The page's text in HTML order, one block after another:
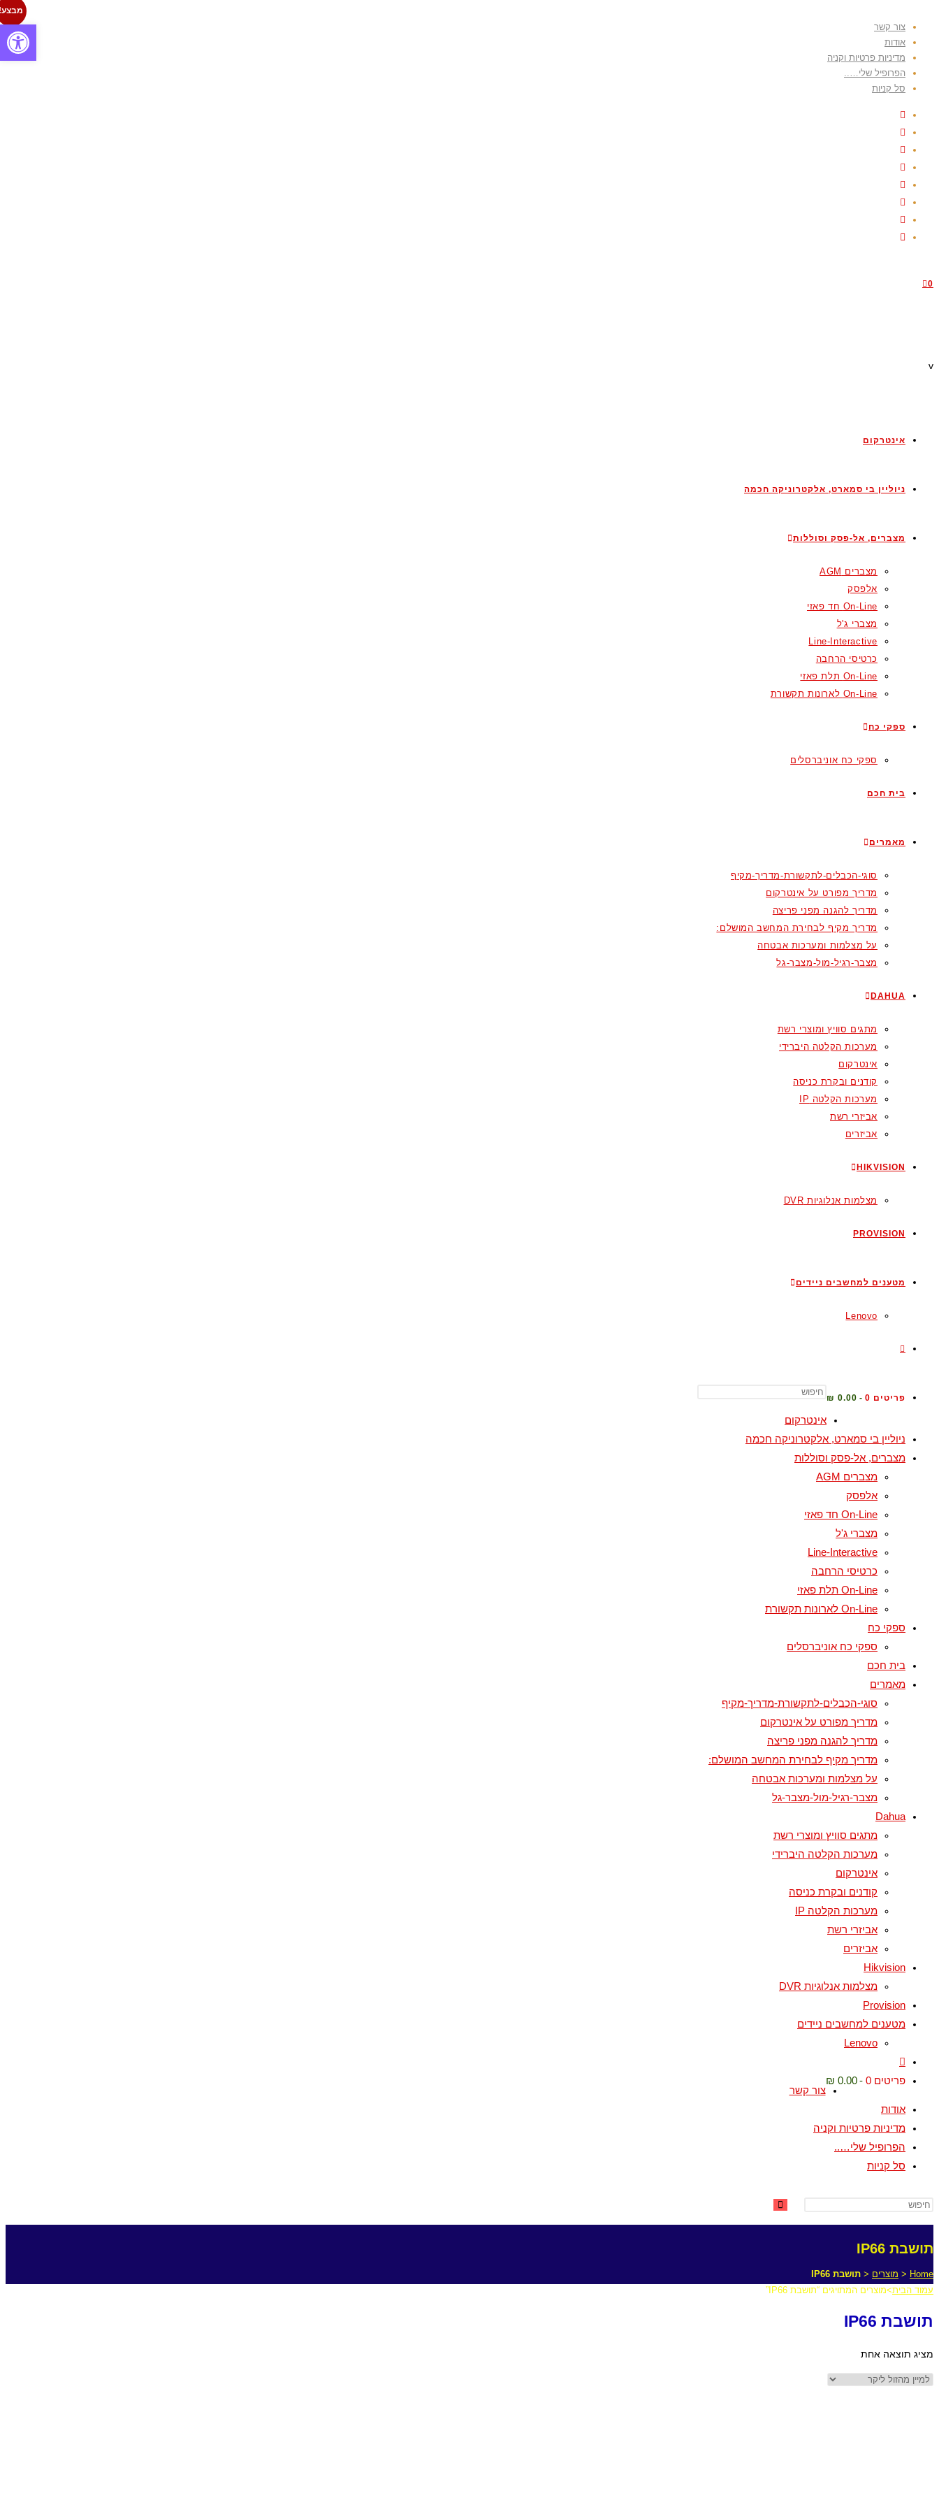
צור קשר
אודות
מדיניות פרטיות וקניה
הפרופיל שלי…..
סל קניות
0
v
אינטרקום
ניוליין בי סמארט, אלקטרוניקה חכמה
מצברים, אל-פסק וסוללות
מצברים AGM
אלפסק
On-Line חד פאזי
מצברי ג'ל
Line-Interactive
כרטיסי הרחבה
On-Line תלת פאזי
On-Line לארונות תקשורת
ספקי כח
ספקי כח אוניברסלים
בית חכם
מאמרים
סוגי-הכבלים-לתקשורת-מדריך-מקיף
מדריך מפורט על אינטרקום
מדריך להגנה מפני פריצה
מדריך מקיף לבחירת המחשב המושלם:
על מצלמות ומערכות אבטחה
מצבר-רגיל-מול-מצבר-גל
DAHUA
מתגים סוויץ ומוצרי רשת
מערכות הקלטה היברידי
אינטרקום
קודנים ובקרת כניסה
מערכות הקלטה IP
אביזרי רשת
אביזרים
HIKVISION
מצלמות אנלוגיות DVR
PROVISION
מטענים למחשבים ניידים
Lenovo
פריטים 0 0.00 ₪
אינטרקום
ניוליין בי סמארט, אלקטרוניקה חכמה
מצברים, אל-פסק וסוללות
מצברים AGM
אלפסק
On-Line חד פאזי
מצברי ג'ל
Line-Interactive
כרטיסי הרחבה
On-Line תלת פאזי
On-Line לארונות תקשורת
ספקי כח
ספקי כח אוניברסלים
בית חכם
מאמרים
סוגי-הכבלים-לתקשורת-מדריך-מקיף
מדריך מפורט על אינטרקום
מדריך להגנה מפני פריצה
מדריך מקיף לבחירת המחשב המושלם:
על מצלמות ומערכות אבטחה
מצבר-רגיל-מול-מצבר-גל
Dahua
מתגים סוויץ ומוצרי רשת
מערכות הקלטה היברידי
אינטרקום
קודנים ובקרת כניסה
מערכות הקלטה IP
אביזרי רשת
אביזרים
Hikvision
מצלמות אנלוגיות DVR
Provision
מטענים למחשבים ניידים
Lenovo
פריטים 0
0.00 ₪
צור קשר
אודות
מדיניות פרטיות וקניה
הפרופיל שלי…..
סל קניות
תושבת IP66
Home
< מוצרים < תושבת IP66
עמוד הבית>מוצרים המתויגים “תושבת IP66”
תושבת IP66
מציג תוצאה אחת